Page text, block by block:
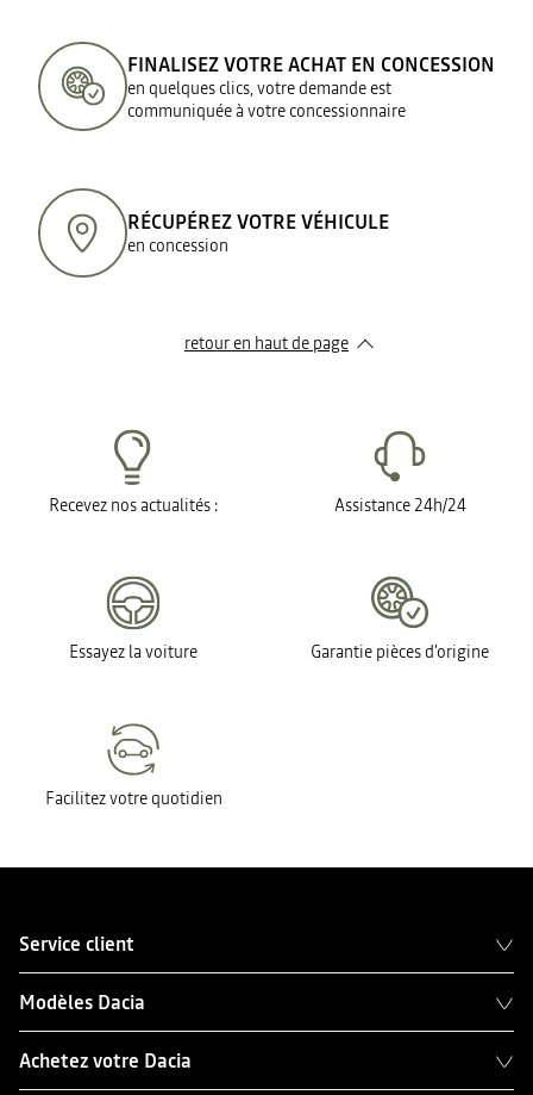
FINALISEZ VOTRE ACHAT EN CONCESSION
en quelques clics, votre demande est
communiquée à votre concessionnaire
RÉCUPÉREZ VOTRE VÉHICULE
en concession
retour en haut de page​
Recevez nos actualités : Assistance 24h/24
Essayez la voiture Garantie pièces d'origine
Facilitez votre quotidien
Service client
Modèles Dacia
Achetez votre Dacia